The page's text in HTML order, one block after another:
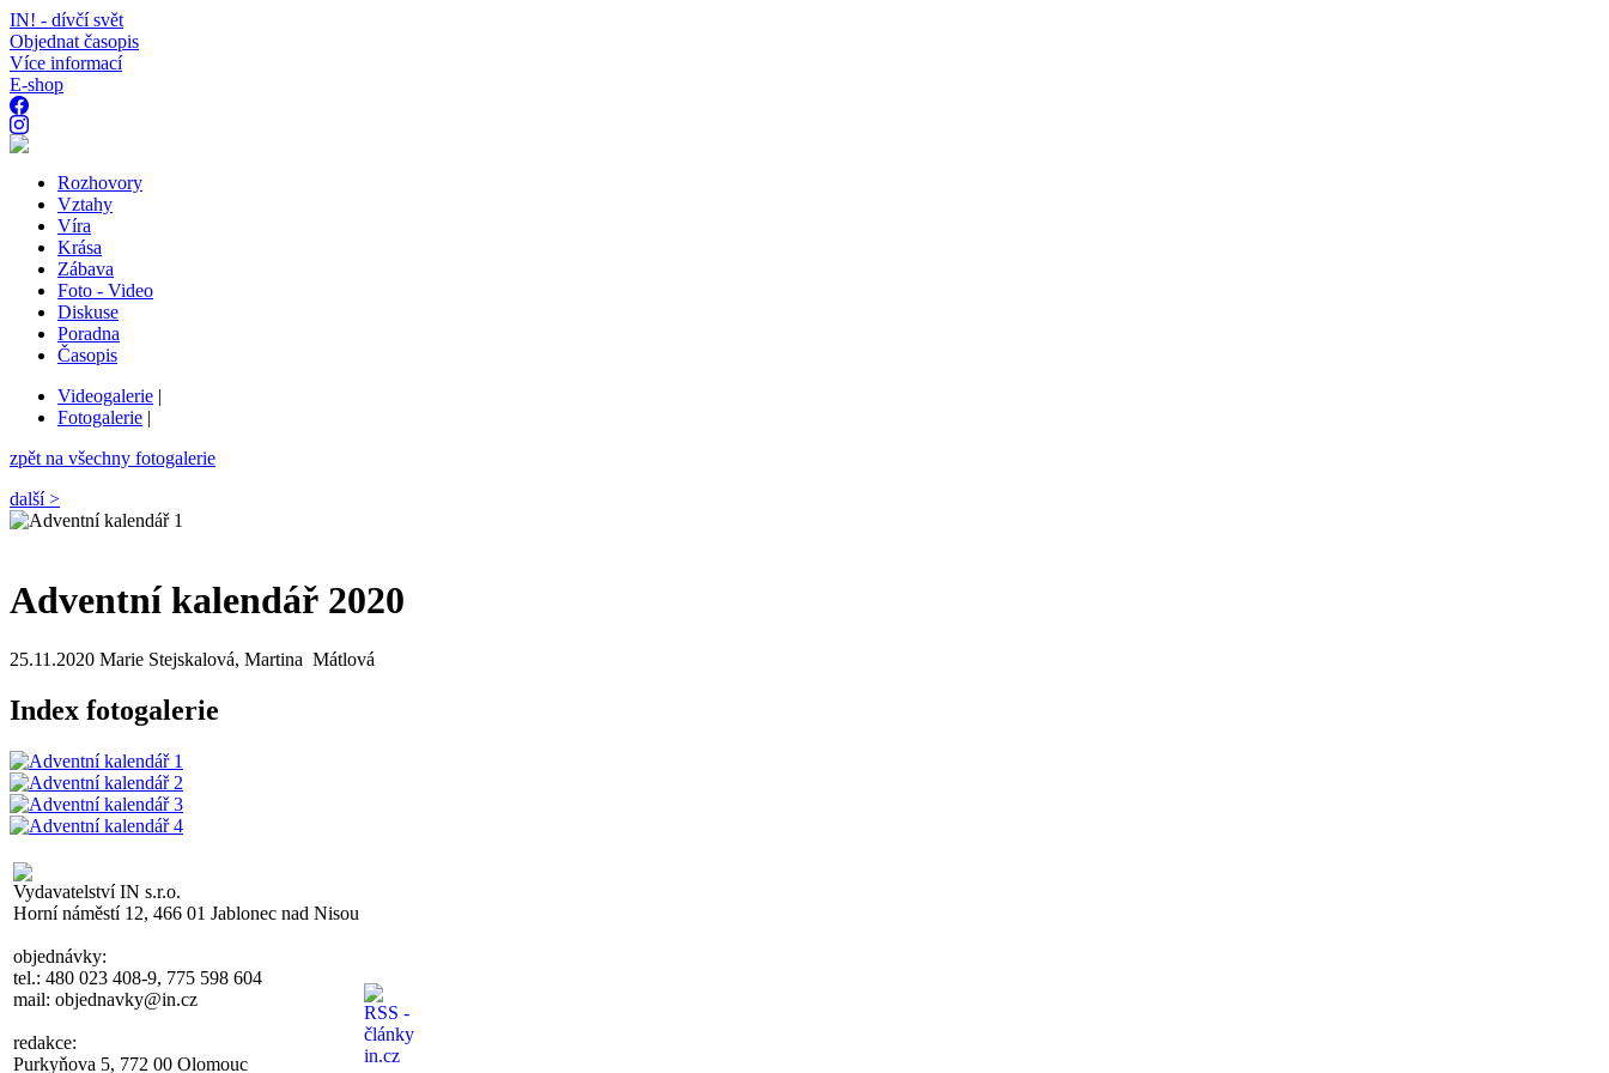
IN! - dívčí svět
Objednat časopis
Více informací
E-shop
Rozhovory
Vztahy
Víra
Krása
Zábava
Foto - Video
Diskuse
Poradna
Časopis
Videogalerie |
Fotogalerie |
zpět na všechny fotogalerie
další >
Adventní kalendář 2020
25.11.2020 Marie Stejskalová, Martina Mátlová
Index fotogalerie
Vydavatelství IN s.r.o.
Horní náměstí 12, 466 01 Jablonec nad Nisou
objednávky:
tel.: 480 023 408-9, 775 598 604
mail: objednavky@in.cz
redakce:
Purkyňova 5, 772 00 Olomouc